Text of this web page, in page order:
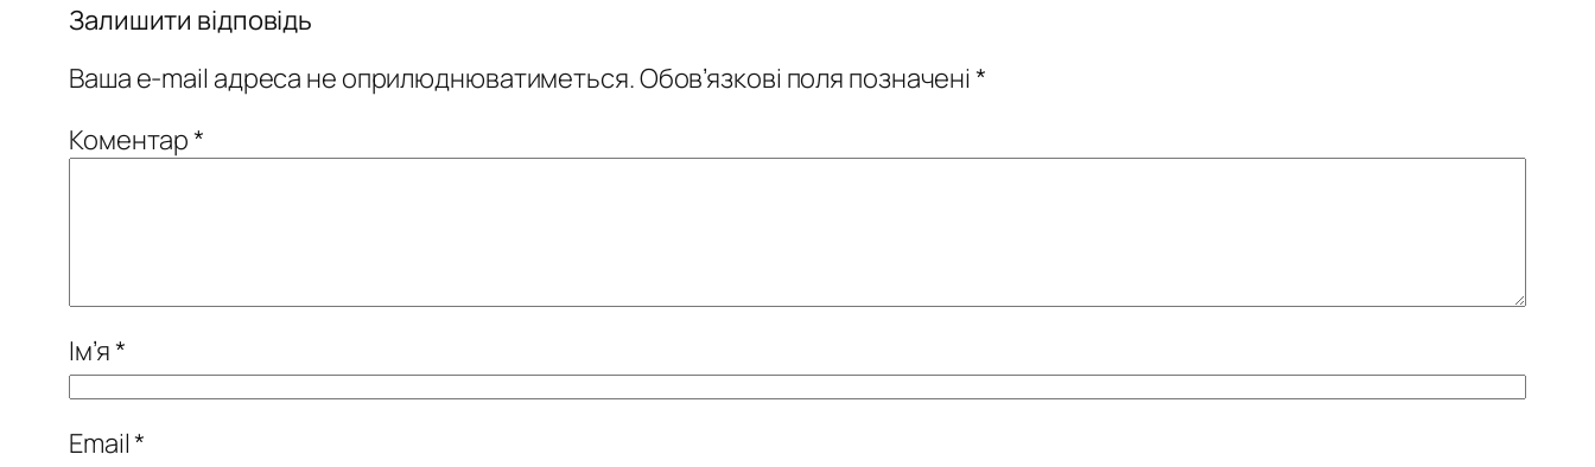
Залишити відповідь
Ваша e-mail адреса не оприлюднюватиметься.Обов’язкові поля позначені*
Коментар*
Ім’я*
Email*